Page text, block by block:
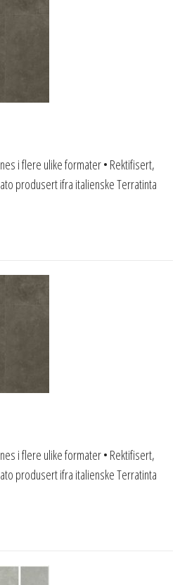
i flere ulike formater • Rektifisert,
produsert ifra italienske Terratinta
i flere ulike formater • Rektifisert,
produsert ifra italienske Terratinta